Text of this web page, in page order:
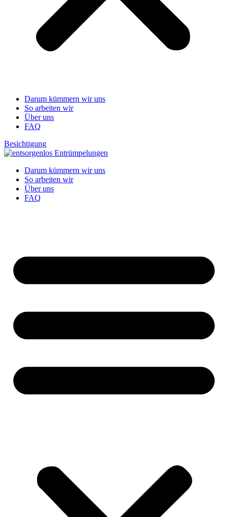
Darum kümmern wir uns
So arbeiten wir
Über uns
FAQ
Besichtigung
Darum kümmern wir uns
So arbeiten wir
Über uns
FAQ